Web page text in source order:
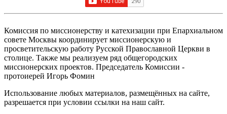
Комиссия по миссионерству и катехизации при Епархиальном
совете Москвы координирует миссионерскую и
просветительскую работу Русской Православной Церкви в
столице. Также мы реализуем ряд общегородских
миссионерских проектов. Председатель Комиссии -
протоиерей Игорь Фомин
Использование любых материалов, размещённых на сайте,
разрешается при условии ссылки на наш сайт.